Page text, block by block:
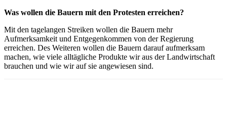
Was wollen die Bauern mit den Protesten erreichen?
Mit den tagelangen Streiken wollen die Bauern mehr
Aufmerksamkeit und Entgegenkommen von der Regierung
erreichen. Des Weiteren wollen die Bauern darauf aufmerksam
machen, wie viele alltägliche Produkte wir aus der Landwirtschaft
brauchen und wie wir auf sie angewiesen sind.